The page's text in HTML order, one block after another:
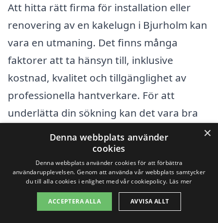
Att hitta rätt firma för installation eller
renovering av en kakelugn i Bjurholm kan
vara en utmaning. Det finns många
faktorer att ta hänsyn till, inklusive
kostnad, kvalitet och tillgänglighet av
professionella hantverkare. För att
underlätta din sökning kan det vara bra
att också överväga företag i närliggande
städer. I detta avsnitt ger vi några tips och
listar städer i närheten som kan vara
värda att överväga.
Några av städerna nära Bjurholm där du
×
Denna webbplats använder
cookies
Denna webbplats använder cookies för att förbättra
användarupplevelsen. Genom att använda vår webbplats samtycker
du till alla cookies i enlighet med vår cookiepolicy. Läs mer
ACCEPTERA ALLA AVVISA ALLT